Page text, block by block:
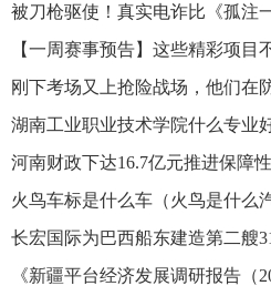
被刀枪驱使！真实电诈比《孤注
刚下考场又上抢险战场，他们在
湖南工业职业技术学院什么专业
河南财政下达16.7亿元推进保障
火鸟车标是什么车（火鸟是什么
长宏国际为巴西船东建造第二艘